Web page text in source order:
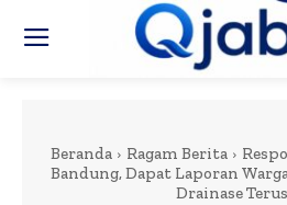
Beranda Ragam Berita
Bandung, Dapat Laporan
Drainase